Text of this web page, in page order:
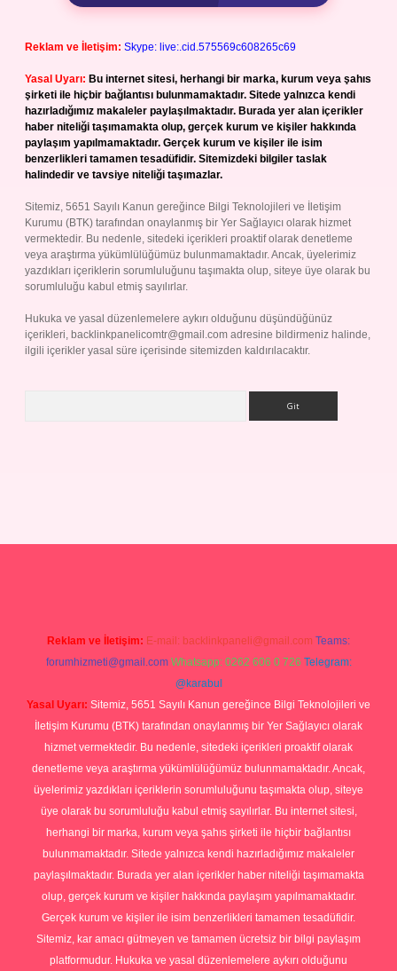
Reklam ve İletişim: Skype: live:.cid.575569c608265c69
Yasal Uyarı: Bu internet sitesi, herhangi bir marka, kurum veya şahıs
şirketi ile hiçbir bağlantısı bulunmamaktadır. Sitede yalnızca kendi
hazırladığımız makaleler paylaşılmaktadır. Burada yer alan içerikler
haber niteliği taşımamakta olup, gerçek kurum ve kişiler hakkında
paylaşım yapılmamaktadır. Gerçek kurum ve kişiler ile isim
benzerlikleri tamamen tesadüfidir. Sitemizdeki bilgiler taslak
halindedir ve tavsiye niteliği taşımazlar.
Sitemiz, 5651 Sayılı Kanun gereğince Bilgi Teknolojileri ve İletişim
Kurumu (BTK) tarafından onaylanmış bir Yer Sağlayıcı olarak hizmet
vermektedir. Bu nedenle, sitedeki içerikleri proaktif olarak denetleme
veya araştırma yükümlülüğümüz bulunmamaktadır. Ancak, üyelerimiz
yazdıkları içeriklerin sorumluluğunu taşımakta olup, siteye üye olarak bu
sorumluluğu kabul etmiş sayılırlar.
Hukuka ve yasal düzenlemelere aykırı olduğunu düşündüğünüz
içerikleri, backlinkpanelicomtr@gmail.com adresine bildirmeniz halinde,
ilgili içerikler yasal süre içerisinde sitemizden kaldırılacaktır.
Reklam ve İletişim: E-mail: backlinkpaneli@gmail.com Teams:
forumhizmeti@gmail.com Whatsapp: 0262 606 0 726 Telegram:
@karabul
Yasal Uyarı: Sitemiz, 5651 Sayılı Kanun gereğince Bilgi Teknolojileri ve
İletişim Kurumu (BTK) tarafından onaylanmış bir Yer Sağlayıcı olarak
hizmet vermektedir. Bu nedenle, sitedeki içerikleri proaktif olarak
denetleme veya araştırma yükümlülüğümüz bulunmamaktadır. Ancak,
üyelerimiz yazdıkları içeriklerin sorumluluğunu taşımakta olup, siteye
üye olarak bu sorumluluğu kabul etmiş sayılırlar. Bu internet sitesi,
herhangi bir marka, kurum veya şahıs şirketi ile hiçbir bağlantısı
bulunmamaktadır. Sitede yalnızca kendi hazırladığımız makaleler
paylaşılmaktadır. Burada yer alan içerikler haber niteliği taşımamakta
olup, gerçek kurum ve kişiler hakkında paylaşım yapılmamaktadır.
Gerçek kurum ve kişiler ile isim benzerlikleri tamamen tesadüfidir.
Sitemiz, kar amacı gütmeyen ve tamamen ücretsiz bir bilgi paylaşım
platformudur. Hukuka ve yasal düzenlemelere aykırı olduğunu